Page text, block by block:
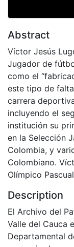
Abstract
Víctor Jesús
Jugador de
como el
este tipo de
carrera
incluyendo el
institución su
en la Selección
Colombia, y
Colombiano.
Olímpico
Description
El Archivo del
Valle del Cauca
Departamental